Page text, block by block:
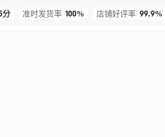
分 准时发货率 100% 店铺好评率 99.9%